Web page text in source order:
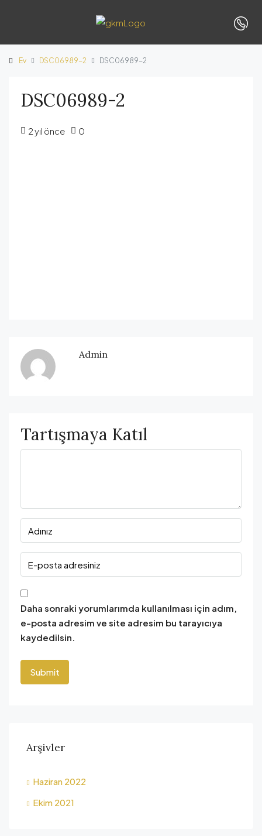
Ev DSC06989-2 DSC06989-2
DSC06989-2
2 yıl önce 0
Admin
Tartışmaya Katıl
Daha sonraki yorumlarımda kullanılması için adım,
e-posta adresim ve site adresim bu tarayıcıya
kaydedilsin.
Arşivler
Haziran 2022
Ekim 2021